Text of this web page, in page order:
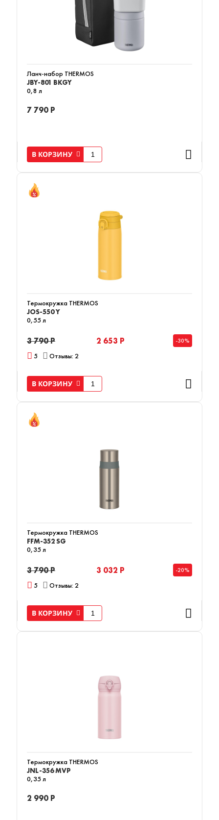
Ланч-набор THERMOS
JBY-801 BKGY
0,8 л
7 790 Р
В КОРЗИНУ
Термокружка THERMOS
JOS-550 Y
0,55 л
3 790 Р 2 653 Р -30%
5 Отзывы: 2
В КОРЗИНУ
Термокружка THERMOS
FFM-352 SG
0,35 л
3 790 Р 3 032 Р -20%
5 Отзывы: 2
В КОРЗИНУ
Термокружка THERMOS
JNL-356 MVP
0,35 л
2 990 Р